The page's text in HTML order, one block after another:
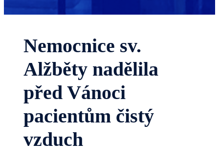
Nemocnice sv.
Alžběty nadělila
před Vánoci
pacientům čistý
vzduch